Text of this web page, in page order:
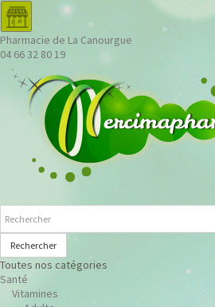
Pharmacie de La Canourgue
04 66 32 80 19
Rechercher
Toutes nos catégories
Santé
Vitamines